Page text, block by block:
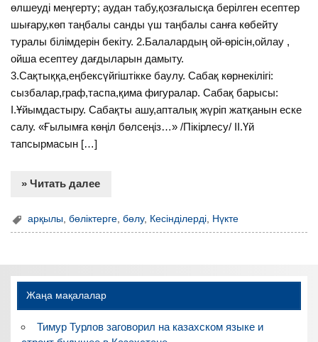
өлшеуді меңгерту; аудан табу,қозғалысқа берілген есептер
шығару,көп таңбалы санды үш таңбалы санға көбейту
туралы білімдерін бекіту. 2.Балалардың ой-өрісін,ойлау ,
ойша есептеу дағдыларын дамыту.
3.Сақтыққа,еңбексүйгіштікке баулу. Сабақ көрнекілігі:
сызбалар,граф,таспа,қима фигуралар. Сабақ барысы:
І.Ұйымдастыру. Сабақты ашу,апталық жүріп жатқанын еске
салу. «Ғылымға көңіл бөлсеңіз…» /Пікірлесу/ ІІ.Үй
тапсырмасын […]
» Читать далее
арқылы ,бөліктерге ,бөлу, Кесінділерді Нүкте
Жаңа мақалалар
Тимур Турлов заговорил на казахском языке и